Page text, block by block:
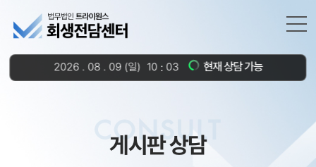
2026 . 08 . 09 (일) 10 03 현재 상담 가능
CONSULT
게시판 상담